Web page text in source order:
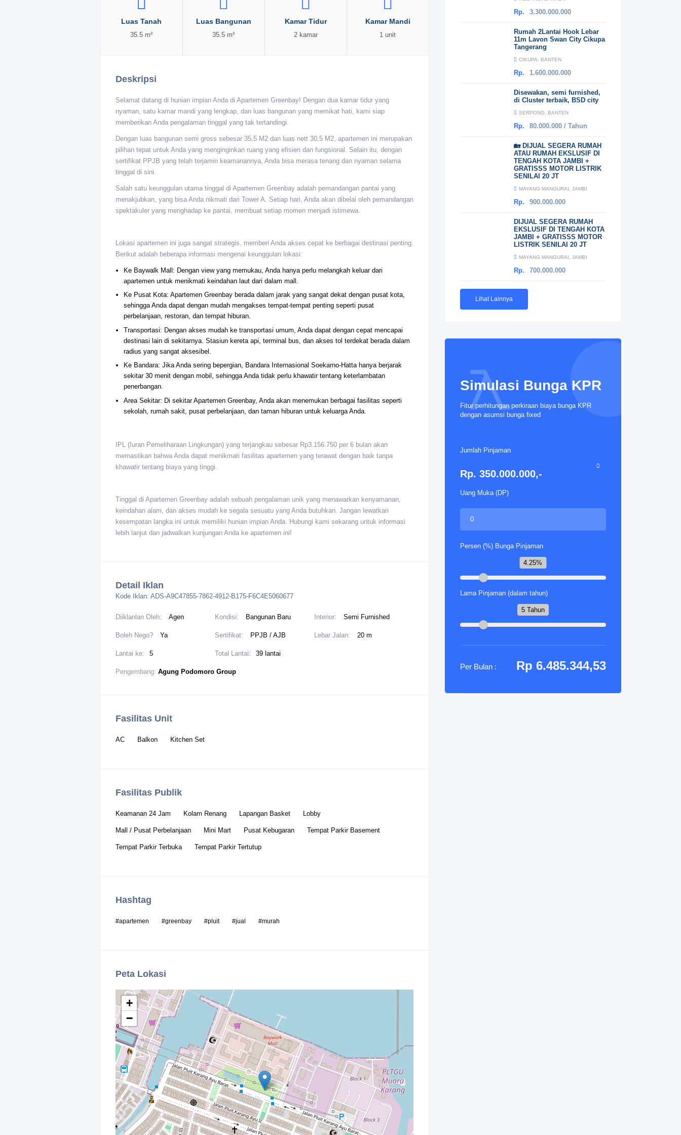
Luas Tanah
35.5 m²
Luas Bangunan
35.5 m²
Kamar Tidur
2 kamar
Kamar Mandi
1 unit
Deskripsi
Selamat datang di hunian impian Anda di Apartemen Greenbay! Dengan dua kamar tidur yang
nyaman, satu kamar mandi yang lengkap, dan luas bangunan yang memikat hati, kami siap
memberikan Anda pengalaman tinggal yang tak tertandingi.
Dengan luas bangunan semi gross sebesar 35,5 M2 dan luas nett 30,5 M2, apartemen ini merupakan
pilihan tepat untuk Anda yang menginginkan ruang yang efisien dan fungsional. Selain itu, dengan
sertifikat PPJB yang telah terjamin keamanannya, Anda bisa merasa tenang dan nyaman selama
tinggal di sini.
Salah satu keunggulan utama tinggal di Apartemen Greenbay adalah pemandangan pantai yang
menakjubkan, yang bisa Anda nikmati dari Tower A. Setiap hari, Anda akan dibelai oleh pemandangan
spektakuler yang menghadap ke pantai, membuat setiap momen menjadi istimewa.
Lokasi apartemen ini juga sangat strategis, memberi Anda akses cepat ke berbagai destinasi penting.
Berikut adalah beberapa informasi mengenai keunggulan lokasi:
Ke Baywalk Mall: Dengan view yang memukau, Anda hanya perlu melangkah keluar dari
apartemen untuk menikmati keindahan laut dari dalam mall.
Ke Pusat Kota: Apartemen Greenbay berada dalam jarak yang sangat dekat dengan pusat kota,
sehingga Anda dapat dengan mudah mengakses tempat-tempat penting seperti pusat
perbelanjaan, restoran, dan tempat hiburan.
Transportasi: Dengan akses mudah ke transportasi umum, Anda dapat dengan cepat mencapai
destinasi lain di sekitarnya. Stasiun kereta api, terminal bus, dan akses tol terdekat berada dalam
radius yang sangat aksesibel.
Ke Bandara: Jika Anda sering bepergian, Bandara Internasional Soekarno-Hatta hanya berjarak
sekitar 30 menit dengan mobil, sehingga Anda tidak perlu khawatir tentang keterlambatan
penerbangan.
Area Sekitar: Di sekitar Apartemen Greenbay, Anda akan menemukan berbagai fasilitas seperti
sekolah, rumah sakit, pusat perbelanjaan, dan taman hiburan untuk keluarga Anda.
IPL (Iuran Pemeliharaan Lingkungan) yang terjangkau sebesar Rp3.156.750 per 6 bulan akan
memastikan bahwa Anda dapat menikmati fasilitas apartemen yang terawat dengan baik tanpa
khawatir tentang biaya yang tinggi.
Tinggal di Apartemen Greenbay adalah sebuah pengalaman unik yang menawarkan kenyamanan,
keindahan alam, dan akses mudah ke segala sesuatu yang Anda butuhkan. Jangan lewatkan
kesempatan langka ini untuk memiliki hunian impian Anda. Hubungi kami sekarang untuk informasi
lebih lanjut dan jadwalkan kunjungan Anda ke apartemen ini!
Detail Iklan
Kode Iklan: ADS-A9C47855-7862-4912-B175-F6C4E5060677
Diiklanlan Oleh: Agen Kondisi: Bangunan Baru Interior: Semi Furnished
Boleh Nego? Ya Sertifikat: PPJB / AJB Lebar Jalan: 20 m
Lantai ke: 5 Total Lantai: 39 lantai
Pengembang: Agung Podomoro Group
Fasilitas Unit
AC Balkon Kitchen Set
Fasilitas Publik
Keamanan 24 Jam Kolam Renang Lapangan Basket Lobby
Mall / Pusat Perbelanjaan Mini Mart Pusat Kebugaran Tempat Parkir Basement
Tempat Parkir Terbuka Tempat Parkir Tertutup
Hashtag
#apartemen #greenbay #pluit #jual #murah
Peta Lokasi
+
−
Rp. 3.300.000.000
Rumah 2Lantai Hook Lebar
11m Lavon Swan City Cikupa
Tangerang
CIKUPA, BANTEN
Rp. 1.600.000.000
Disewakan, semi furnished,
di Cluster terbaik, BSD city
SERPONG, BANTEN
Rp. 80.000.000 / Tahun
🏡 DIJUAL SEGERA RUMAH
ATAU RUMAH EKSLUSIF DI
TENGAH KOTA JAMBI +
GRATISSS MOTOR LISTRIK
SENILAI 20 JT
MAYANG MANGURAI, JAMBI
Rp. 900.000.000
DIJUAL SEGERA RUMAH
EKSLUSIF DI TENGAH KOTA
JAMBI + GRATISSS MOTOR
LISTRIK SENILAI 20 JT
MAYANG MANGURAI, JAMBI
Rp. 700.000.000
Lihat Lainnya
Simulasi Bunga KPR
Fitur perhitungan perkiraan biaya bunga KPR
dengan asumsi bunga fixed
Jumlah Pinjaman
Rp. 350.000.000,-
Uang Muka (DP)
Persen (%) Bunga Pinjaman
4.25%
Lama Pinjaman (dalam tahun)
5 Tahun
Per Bulan : Rp 6.485.344,53